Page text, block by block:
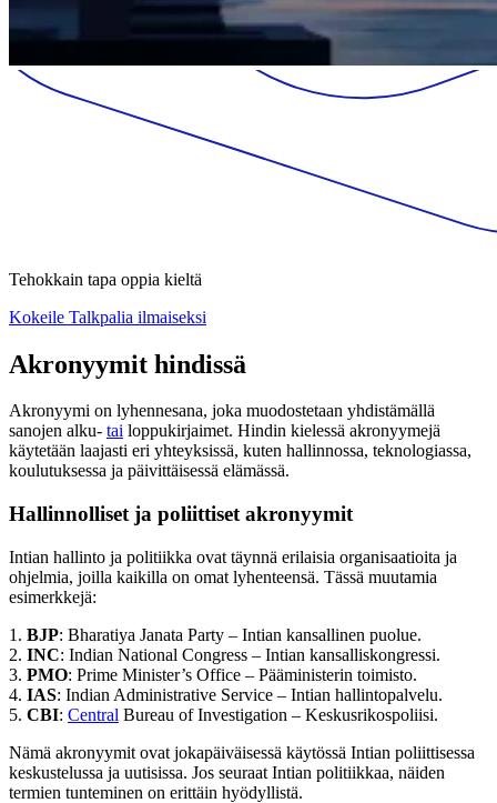
Tehokkain tapa oppia kieltä
Kokeile Talkpalia ilmaiseksi
Akronyymit hindissä
Akronyymi on lyhennesana, joka muodostetaan yhdistämällä
sanojen alku- tai loppukirjaimet. Hindin kielessä akronyymejä
käytetään laajasti eri yhteyksissä, kuten hallinnossa, teknologiassa,
koulutuksessa ja päivittäisessä elämässä.
Hallinnolliset ja poliittiset akronyymit
Intian hallinto ja politiikka ovat täynnä erilaisia organisaatioita ja
ohjelmia, joilla kaikilla on omat lyhenteensä. Tässä muutamia
esimerkkejä:
1. BJP: Bharatiya Janata Party – Intian kansallinen puolue.
2. INC: Indian National Congress – Intian kansalliskongressi.
3. PMO: Prime Minister’s Office – Pääministerin toimisto.
4. IAS: Indian Administrative Service – Intian hallintopalvelu.
5. CBI: Central Bureau of Investigation – Keskusrikospoliisi.
Nämä akronyymit ovat jokapäiväisessä käytössä Intian poliittisessa
keskustelussa ja uutisissa. Jos seuraat Intian politiikkaa, näiden
termien tunteminen on erittäin hyödyllistä.